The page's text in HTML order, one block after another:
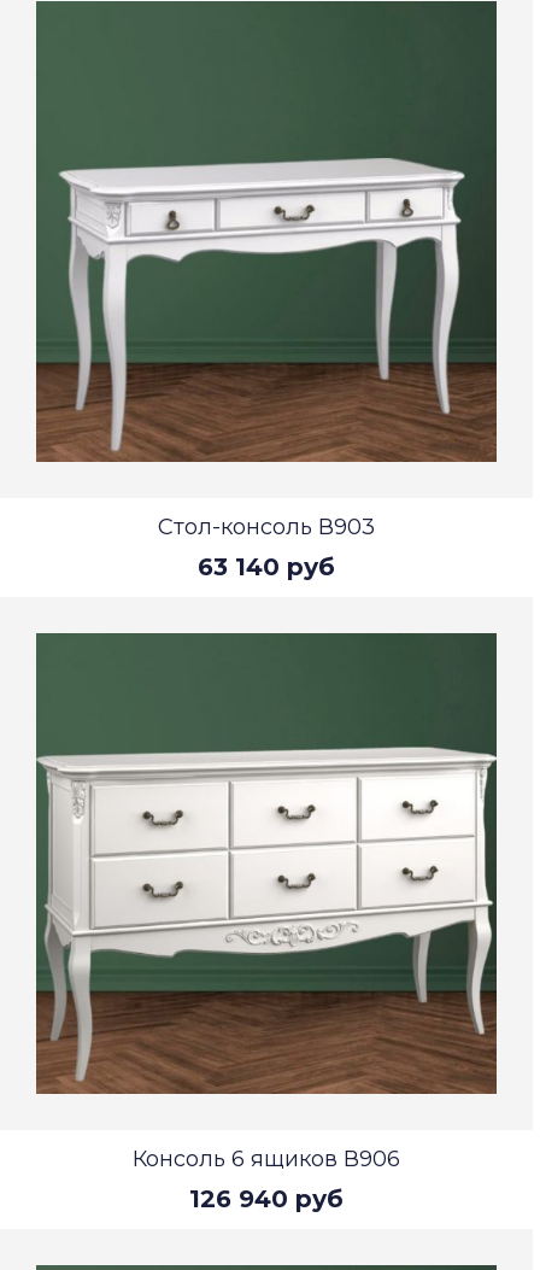
Стол-консоль В903
63 140 руб
Консоль 6 ящиков В906
126 940 руб